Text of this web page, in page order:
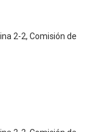
2-2, Comisión de